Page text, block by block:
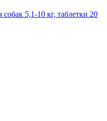
5,1-10 кг, таблетки 20